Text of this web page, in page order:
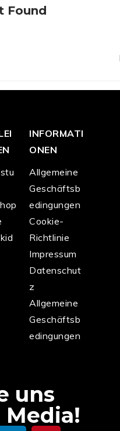
Found
INFORMATI
ONEN
Allgemeine
Geschäftsb
edingungen
Cookie-
Richtlinie
Impressum
Datenschut
z
Allgemeine
Geschäftsb
edingungen
uns
Media!